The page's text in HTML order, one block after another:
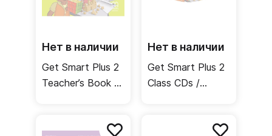
Нет в наличии
Get Smart Plus 2
Teacher’s Book /
Нет в наличии
Get Smart Plus 2
Class CDs /